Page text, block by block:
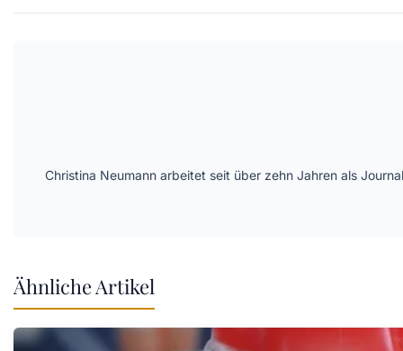
Christina Neumann arbeitet seit über zehn Jahren als
Ähnliche Artikel